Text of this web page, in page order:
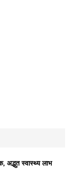
स्वास्थ्य लाभ